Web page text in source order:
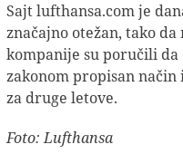
Sajt lufthansa.com je
značajno otežan, tako
kompanije su poručili
zakonom propisan način
za druge letove.
Foto: Lufthansa